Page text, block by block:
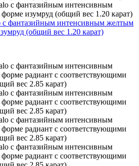
фантазийным интенсивным желтым
(общий вес 1.20 карат)